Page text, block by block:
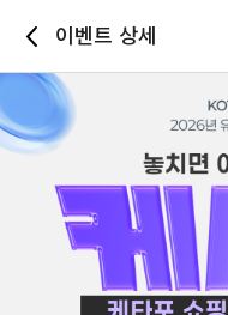
이벤트 상세